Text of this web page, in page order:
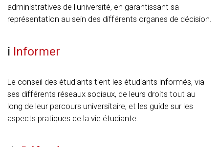
administratives de l'université, en garantissant sa
représentation au sein des différents organes de décision.
ℹ️ Informer
Le conseil des étudiants tient les étudiants informés, via
ses différents réseaux sociaux, de leurs droits tout au
long de leur parcours universitaire, et les guide sur les
aspects pratiques de la vie étudiante.